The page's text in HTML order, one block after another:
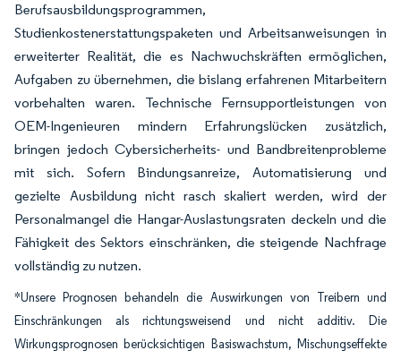
Berufsausbildungsprogrammen,
Studienkostenerstattungspaketen und Arbeitsanweisungen in
erweiterter Realität, die es Nachwuchskräften ermöglichen,
Aufgaben zu übernehmen, die bislang erfahrenen Mitarbeitern
vorbehalten waren. Technische Fernsupportleistungen von
OEM-Ingenieuren mindern Erfahrungslücken zusätzlich,
bringen jedoch Cybersicherheits- und Bandbreitenprobleme
mit sich. Sofern Bindungsanreize, Automatisierung und
gezielte Ausbildung nicht rasch skaliert werden, wird der
Personalmangel die Hangar-Auslastungsraten deckeln und die
Fähigkeit des Sektors einschränken, die steigende Nachfrage
vollständig zu nutzen.
*Unsere Prognosen behandeln die Auswirkungen von Treibern und
Einschränkungen als richtungsweisend und nicht additiv. Die
Wirkungsprognosen berücksichtigen Basiswachstum, Mischungseffekte